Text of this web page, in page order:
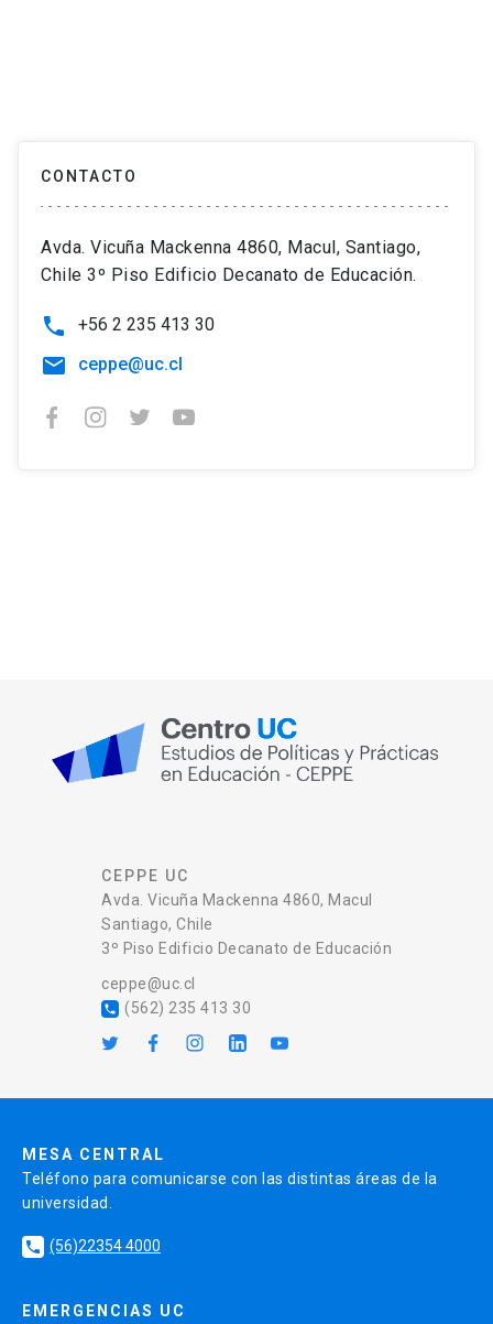
CONTACTO
Avda. Vicuña Mackenna 4860, Macul, Santiago,
Chile 3º Piso Edificio Decanato de Educación.
+56 2 235 413 30
ceppe@uc.cl
CEPPE UC
Avda. Vicuña Mackenna 4860, Macul
Santiago, Chile
3º Piso Edificio Decanato de Educación
ceppe@uc.cl
local_phone (562) 235 413 30
MESA CENTRAL
Teléfono para comunicarse con las distintas áreas de la
universidad.
local_phone (56)22354 4000
EMERGENCIAS UC